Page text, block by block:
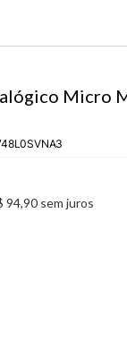
Micro
94,90 sem juros